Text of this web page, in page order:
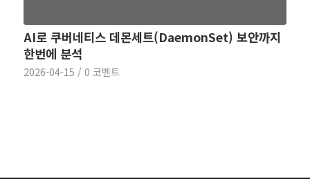
AI로 쿠버네티스 데몬세트(DaemonSet) 보안까지
한번에 분석
2026-04-15 / 0 코멘트